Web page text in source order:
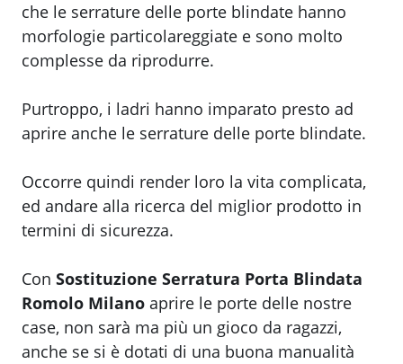
che le serrature delle porte blindate hanno
morfologie particolareggiate e sono molto
complesse da riprodurre.
Purtroppo, i ladri hanno imparato presto ad
aprire anche le serrature delle porte blindate.
Occorre quindi render loro la vita complicata,
ed andare alla ricerca del miglior prodotto in
termini di sicurezza.
Con Sostituzione Serratura Porta Blindata
Romolo Milano aprire le porte delle nostre
case, non sarà ma più un gioco da ragazzi,
anche se si è dotati di una buona manualità